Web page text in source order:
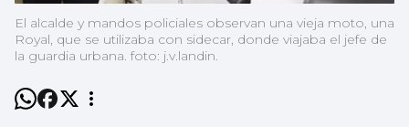
El alcalde y mandos policiales observan una vieja moto, una
Royal, que se utilizaba con sidecar, donde viajaba el jefe de
la guardia urbana. foto: j.v.landin.